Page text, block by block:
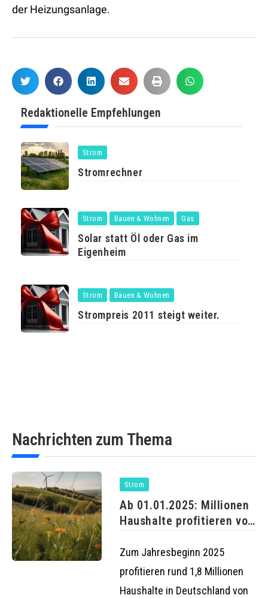
der Heizungsanlage.
Redaktionelle Empfehlungen
Strom
Stromrechner
Strom Bauen & Wohnen Gas
Solar statt Öl oder Gas im
Eigenheim
Strom Bauen & Wohnen
Strompreis 2011 steigt weiter.
Nachrichten zum Thema
Strom
Ab 01.01.2025: Millionen
Haushalte profitieren von
Strompreisen
Zum Jahresbeginn 2025
profitieren rund 1,8 Millionen
Haushalte in Deutschland von